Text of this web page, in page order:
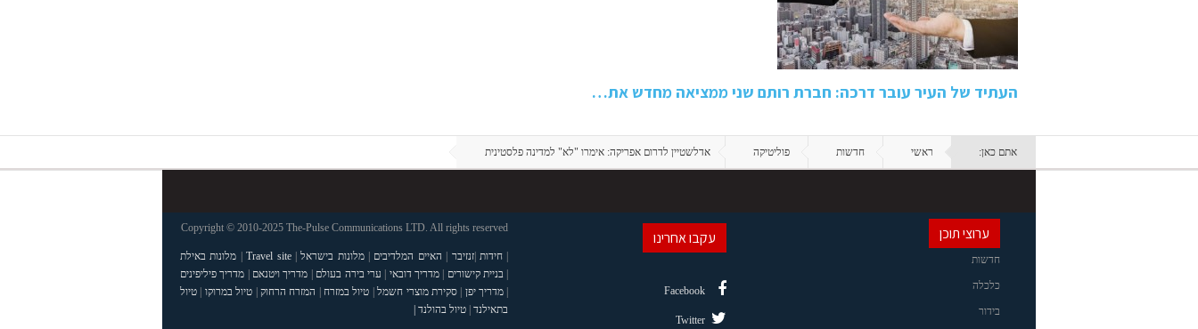
העתיד של העיר עובר דרכה: חברת רותם שני ממציאה מחדש את…
אתם כאן: ראשי חדשות פוליטיקה אדלשטיין לדרום אפריקה: אימרו "לא" למדינה פלסטינית
ערוצי תוכן
חדשות
כלכלה
בידור
עקבו אחרינו
Facebook
Twitter
Copyright © 2010-2025 The-Pulse Communications LTD. All rights reserved
| חידות |זנזיבר | האיים המלדיבים |מלונות בישראל|
Travel site
| מלונות באילת
| בניית קישורים |מדריך דובאי | ערי בירה בעולם | מדריך ויטנאם | מדריך פיליפינים
| מדריך יפן |סקירת מוצרי חשמל| טיול במזרח | המזרח הרחוק | טיול במרוקו | טיול
בתאילנד| טיול בהולנד |